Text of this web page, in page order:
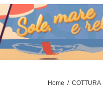
Home / COTTURA